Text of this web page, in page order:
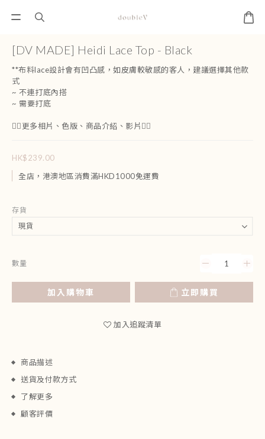
[DV MADE] Heidi Lace Top - Black
**布料lace設計會有凹凸感，如皮膚較敏感的客人，建議選擇其他款
式
~ 不連打底內搭
~ 需要打底
👇🏻更多相片、色版、商品介紹、影片👇🏻
HK$239.00
全店，港澳地區消費滿HKD1000免運費
存貨
數量
加入購物車 立即購買
加入追蹤清單
商品描述
送貨及付款方式
了解更多
顧客評價